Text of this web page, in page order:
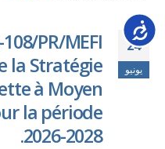
24
يونيو
PR/MEFI
la Stratégie
à Moyen
la période
2026-2028.